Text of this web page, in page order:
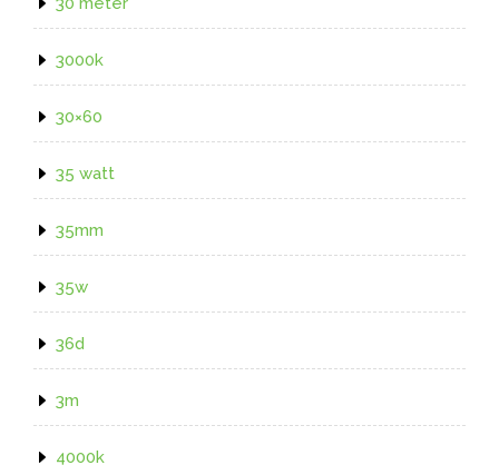
3000k
30×60
35 watt
35mm
35w
36d
3m
4000k